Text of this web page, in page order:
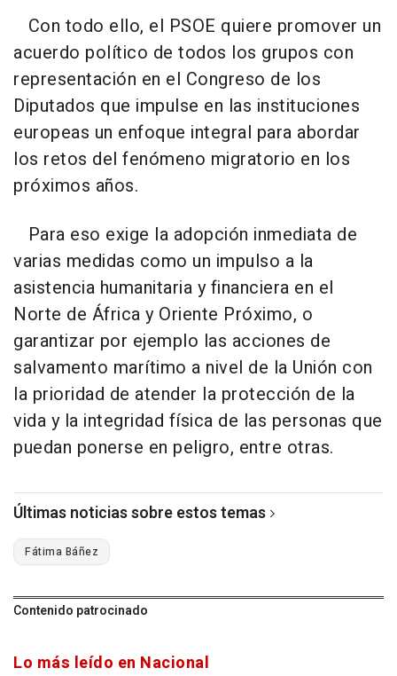
Con todo ello, el PSOE quiere promover un
acuerdo político de todos los grupos con
representación en el Congreso de los
Diputados que impulse en las instituciones
europeas un enfoque integral para abordar
los retos del fenómeno migratorio en los
próximos años.
Para eso exige la adopción inmediata de
varias medidas como un impulso a la
asistencia humanitaria y financiera en el
Norte de África y Oriente Próximo, o
garantizar por ejemplo las acciones de
salvamento marítimo a nivel de la Unión con
la prioridad de atender la protección de la
vida y la integridad física de las personas que
puedan ponerse en peligro, entre otras.
Últimas noticias sobre estos temas
Fátima Báñez
Contenido patrocinado
Lo más leído en Nacional